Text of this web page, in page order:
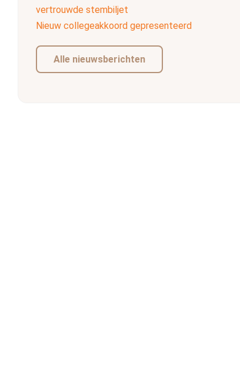
vertrouwde stembiljet
Nieuw collegeakkoord gepresenteerd
Alle nieuwsberichten